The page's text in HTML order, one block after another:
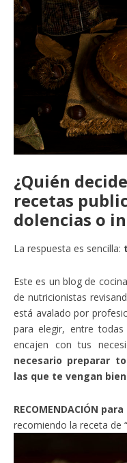
¿Quién
recetas
dolencias o
La respuesta es sencilla:
Este es un blog de
de nutricionistas
está avalado por
para elegir, entre
encajen con tus
necesario preparar
las que te vengan
RECOMENDACIÓN
recomiendo la receta de “